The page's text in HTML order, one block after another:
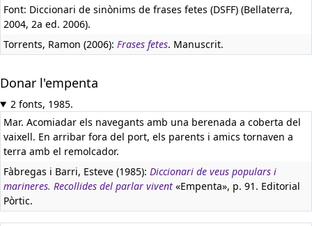
Font: Diccionari de sinònims de frases fetes (DSFF) (Bellaterra,
2004, 2a ed. 2006).
Torrents, Ramon (2006): Frases fetes. Manuscrit.
Donar l'empenta
2 fonts, 1985.
Mar. Acomiadar els navegants amb una berenada a coberta del
vaixell. En arribar fora del port, els parents i amics tornaven a
terra amb el remolcador.
Fàbregas i Barri, Esteve (1985): Diccionari de veus populars i
marineres. Recollides del parlar vivent «Empenta», p. 91. Editorial
Pòrtic.